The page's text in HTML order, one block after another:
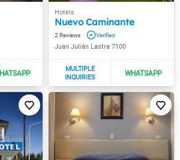
Nuevo Caminante
2
Juan Julián Lastra 7100